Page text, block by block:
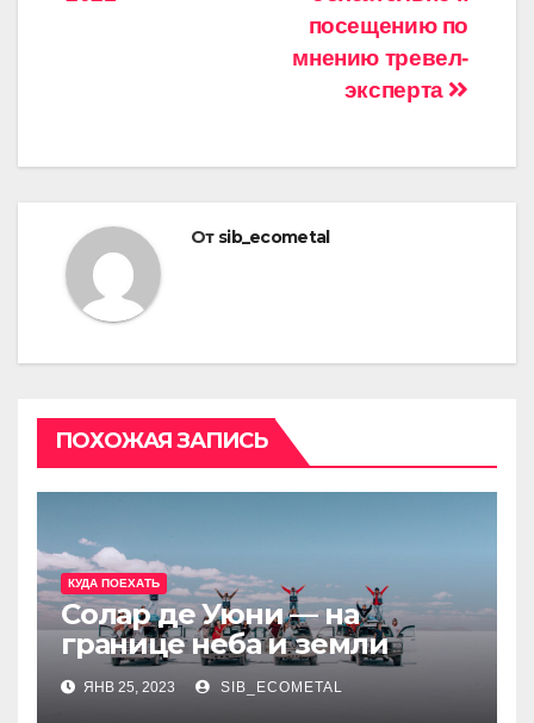
посещению по
мнению тревел-
эксперта
От sib_ecometal
ПОХОЖАЯ ЗАПИСЬ
КУДА ПОЕХАТЬ
Солар де Уюни — на
границе неба и земли
ЯНВ 25, 2023 SIB_ECOMETAL